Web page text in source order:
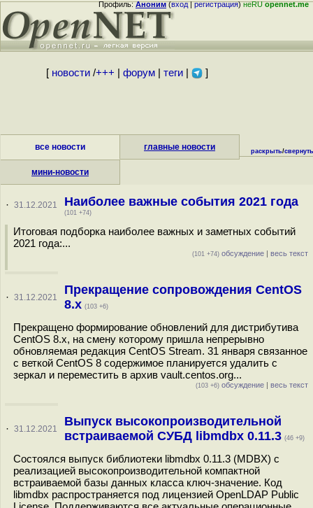
Профиль:Аноним(вход|регистрация)неRUopennet.me
[ новости/+++ форум| теги| ]
все новости главные новости
мини-новости
раскрыть/свернуть
· 31.12.2021 Наиболее важные события 2021 года
(101 +74)
Итоговая подборка наиболее важных и заметных событий
2021 года:...
(101 +74) обсуждение | весь текст
· 31.12.2021
Прекращение сопровождения CentOS
8.x (103 +6)
Прекращено формирование обновлений для дистрибутива
CentOS 8.x, на смену которому пришла непрерывно
обновляемая редакция CentOS Stream. 31 января связанное
с веткой CentOS 8 содержимое планируется удалить с
зеркал и переместить в архив vault.centos.org...
(103 +6) обсуждение | весь текст
· 31.12.2021
Выпуск высокопроизводительной
встраиваемой СУБД libmdbx 0.11.3 (46 +9)
Состоялся выпуск библиотеки libmdbx 0.11.3 (MDBX) с
реализацией высокопроизводительной компактной
встраиваемой базы данных класса ключ-значение. Код
libmdbx распространяется под лицензией OpenLDAP Public